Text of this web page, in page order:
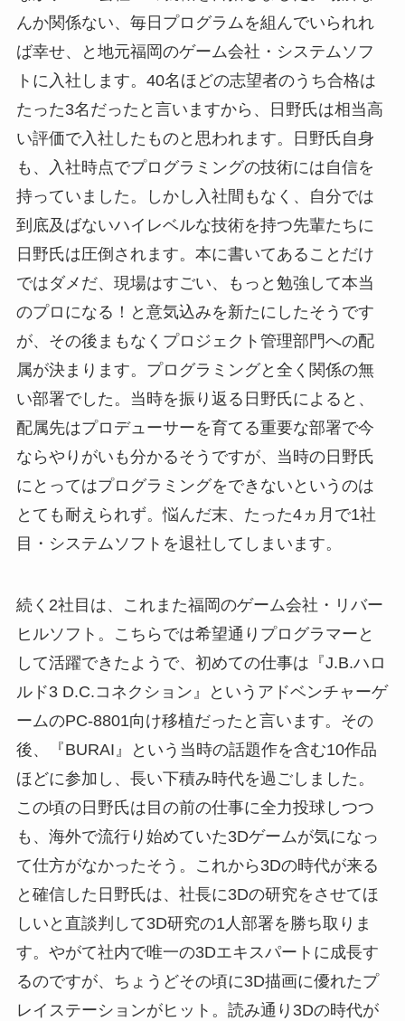
んか関係ない、毎日プログラムを組んでいられれ
ば幸せ、と地元福岡のゲーム会社・システムソフ
トに入社します。40名ほどの志望者のうち合格は
たった3名だったと言いますから、日野氏は相当高
い評価で入社したものと思われます。日野氏自身
も、入社時点でプログラミングの技術には自信を
持っていました。しかし入社間もなく、自分では
到底及ばないハイレベルな技術を持つ先輩たちに
日野氏は圧倒されます。本に書いてあることだけ
ではダメだ、現場はすごい、もっと勉強して本当
のプロになる！と意気込みを新たにしたそうです
が、その後まもなくプロジェクト管理部門への配
属が決まります。プログラミングと全く関係の無
い部署でした。当時を振り返る日野氏によると、
配属先はプロデューサーを育てる重要な部署で今
ならやりがいも分かるそうですが、当時の日野氏
にとってはプログラミングをできないというのは
とても耐えられず。悩んだ末、たった4ヵ月で1社
目・システムソフトを退社してしまいます。
続く2社目は、これまた福岡のゲーム会社・リバー
ヒルソフト。こちらでは希望通りプログラマーと
して活躍できたようで、初めての仕事は『J.B.ハロ
ルド3 D.C.コネクション』というアドベンチャーゲ
ームのPC-8801向け移植だったと言います。その
後、『BURAI』という当時の話題作を含む10作品
ほどに参加し、長い下積み時代を過ごしました。
この頃の日野氏は目の前の仕事に全力投球しつつ
も、海外で流行り始めていた3Dゲームが気になっ
て仕方がなかったそう。これから3Dの時代が来る
と確信した日野氏は、社長に3Dの研究をさせてほ
しいと直談判して3D研究の1人部署を勝ち取りま
す。やがて社内で唯一の3Dエキスパートに成長す
るのですが、ちょうどその頃に3D描画に優れたプ
レイステーションがヒット。読み通り3Dの時代が